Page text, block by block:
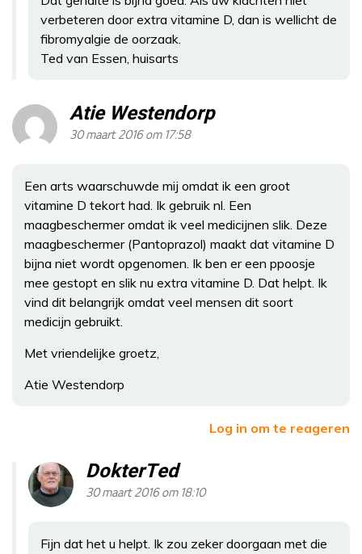
verbeteren door extra vitamine D, dan is wellicht de
fibromyalgie de oorzaak.
Ted van Essen, huisarts
Atie Westendorp
30 maart 2016 om 17:58
Een arts waarschuwde mij omdat ik een groot
vitamine D tekort had. Ik gebruik nl. Een
maagbeschermer omdat ik veel medicijnen slik. Deze
maagbeschermer (Pantoprazol) maakt dat vitamine D
bijna niet wordt opgenomen. Ik ben er een ppoosje
mee gestopt en slik nu extra vitamine D. Dat helpt. Ik
vind dit belangrijk omdat veel mensen dit soort
medicijn gebruikt.
Met vriendelijke groetz,
Atie Westendorp
Log in om te reageren
DokterTed
30 maart 2016 om 18:10
Fijn dat het u helpt. Ik zou zeker doorgaan met die